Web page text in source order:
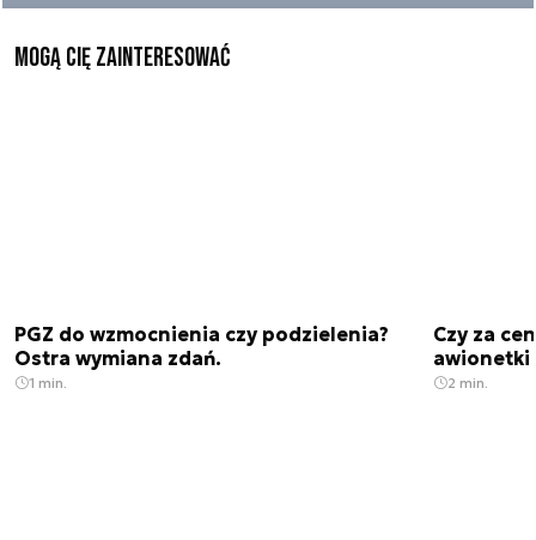
Mogą Cię zainteresować
PGZ do wzmocnienia czy podzielenia?
Ostra wymiana zdań.
1 min.
Czy za
awionetki
2 min.